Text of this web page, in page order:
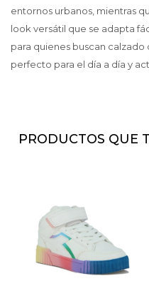
entornos urbanos, mientras
look versátil que se adapta
para quienes buscan
perfecto para el día a día y
PRODUCTOS QUE